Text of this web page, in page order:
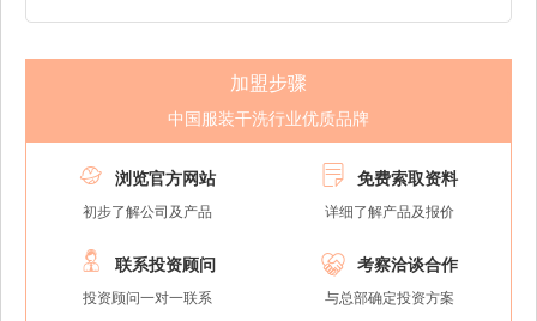
加盟步骤
中国服装干洗行业优质品牌
 浏览官方网站
初步了解公司及产品
 免费索取资料
详细了解产品及报价
 联系投资顾问
投资顾问一对一联系
 考察洽谈合作
与总部确定投资方案